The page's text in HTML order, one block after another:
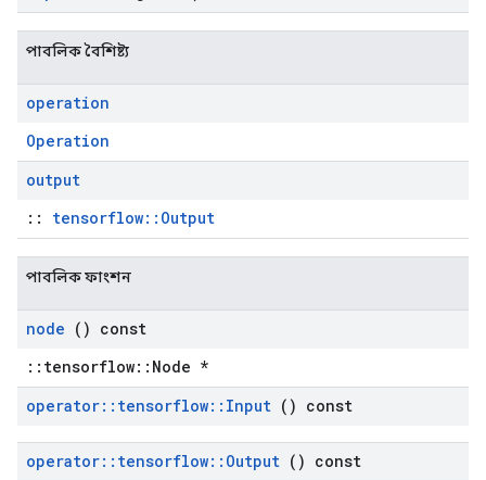
পাবলিক বৈশিষ্ট্য
operation
Operation
output
:: tensorflow::Output
পাবলিক ফাংশন
node () const
::tensorflow::Node *
operator:: tensorflow:: Input () const
operator:: tensorflow:: Output () const